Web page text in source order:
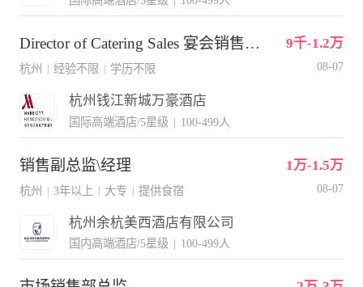
Director of Catering Sales 宴会销售总监 9千-1.2万
杭州 经验不限 学历不限 08-07
杭州钱江新城万豪酒店
国际高端酒店/5星级 | 100-499人
销售副总监\经理 1万-1.5万
杭州 | 3年以上 | 大专 | 提供食宿 08-07
杭州余杭美西酒店有限公司
国内高端酒店/5星级 | 100-499人